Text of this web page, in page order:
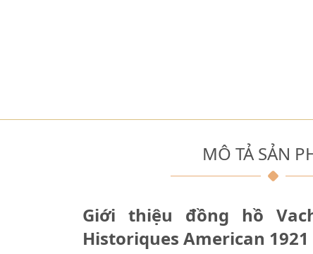
MÔ TẢ SẢN
Giới thiệu đồng hồ
Historiques American 1921